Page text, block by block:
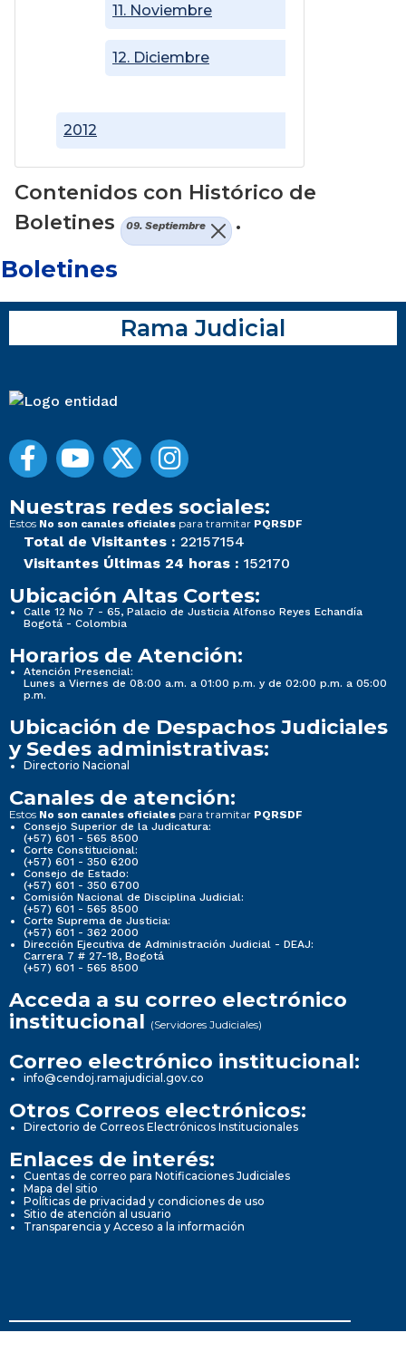
2012
11. Noviembre
12. Diciembre
Contenidos con Histórico de
Boletines
09. Septiembre .
Boletines
Rama Judicial
Nuestras redes sociales:
Estos No son canales oficiales para tramitar PQRSDF
Total de Visitantes : 22157154
Visitantes Últimas 24 horas : 152170
Ubicación Altas Cortes:
Calle 12 No 7 - 65, Palacio de Justicia Alfonso Reyes Echandía
Bogotá - Colombia
Horarios de Atención:
Atención Presencial:
Lunes a Viernes de 08:00 a.m. a 01:00 p.m. y de 02:00 p.m. a 05:00
p.m.
Ubicación de Despachos Judiciales
y Sedes administrativas:
Directorio Nacional
Canales de atención:
Estos No son canales oficiales para tramitar PQRSDF
Consejo Superior de la Judicatura:
(+57) 601 - 565 8500
Corte Constitucional:
(+57) 601 - 350 6200
Consejo de Estado:
(+57) 601 - 350 6700
Comisión Nacional de Disciplina Judicial:
(+57) 601 - 565 8500
Corte Suprema de Justicia:
(+57) 601 - 362 2000
Dirección Ejecutiva de Administración Judicial - DEAJ:
Carrera 7 # 27-18, Bogotá
(+57) 601 - 565 8500
Acceda a su correo electrónico
institucional (Servidores Judiciales)
Correo electrónico institucional:
info@cendoj.ramajudicial.gov.co
Otros Correos electrónicos:
Directorio de Correos Electrónicos Institucionales
Enlaces de interés:
Cuentas de correo para Notificaciones Judiciales
Mapa del sitio
Políticas de privacidad y condiciones de uso
Sitio de atención al usuario
Transparencia y Acceso a la información